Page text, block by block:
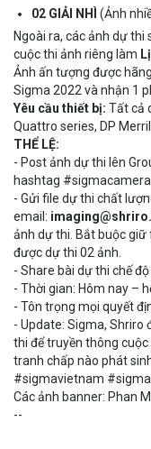
02 GIẢI NHÌ (Ảnh
Ngoài ra, các ảnh dự
cuộc thi ảnh riêng làm
Ảnh ấn tượng được
Sigma 2022 và nhận 1
Yêu cầu thiết bị: Tất cả
Quattro series, DP
THỂ LỆ:
- Post ảnh dự thi lên
hashtag
- Gửi file dự thi chất
email:
ảnh dự thi. Bắt buộc giữ
được dự thi 02 ảnh.
- Share bài dự thi chế
- Thời gian: Hôm nay –
- Tôn trọng mọi quyết
- Update: Sigma, Shriro
thi để truyền thông
tranh chấp nào phát
#sigmavietnam
Các ảnh banner: Phan
--